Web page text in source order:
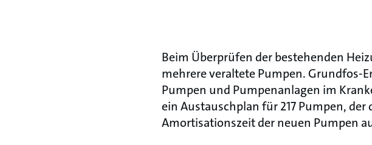
Beim Überprüfen der bestehenden
mehrere veraltete Pumpen. Grundfos-
Pumpen und Pumpenanlagen im
ein Austauschplan für 217 Pumpen,
Amortisationszeit der neuen Pumpen